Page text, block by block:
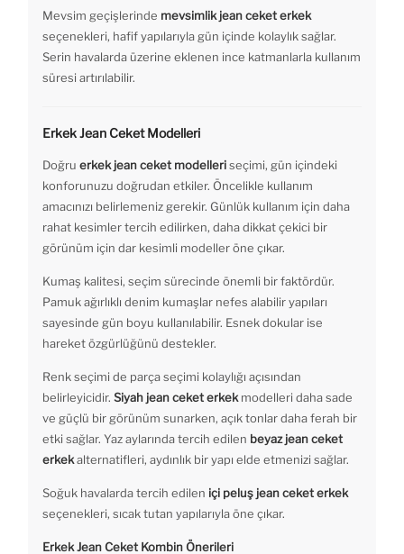
Mevsim geçişlerinde mevsimlik jean ceket erkek
seçenekleri, hafif yapılarıyla gün içinde kolaylık sağlar.
Serin havalarda üzerine eklenen ince katmanlarla kullanım
süresi artırılabilir.
Erkek Jean Ceket Modelleri
Doğru erkek jean ceket modelleriseçimi, gün içindeki
konforunuzu doğrudan etkiler. Öncelikle kullanım
amacınızı belirlemeniz gerekir. Günlük kullanım için daha
rahat kesimler tercih edilirken, daha dikkat çekici bir
görünüm için dar kesimli modeller öne çıkar.
Kumaş kalitesi, seçim sürecinde önemli bir faktördür.
Pamuk ağırlıklı denim kumaşlar nefes alabilir yapıları
sayesinde gün boyu kullanılabilir. Esnek dokular ise
hareket özgürlüğünü destekler.
Renk seçimi de parça seçimi kolaylığı açısından
belirleyicidir. Siyah jean ceket erkekmodelleri daha sade
ve güçlü bir görünüm sunarken, açık tonlar daha ferah bir
etki sağlar. Yaz aylarında tercih edilen beyaz jean ceket
erkekalternatifleri, aydınlık bir yapı elde etmenizi sağlar.
Soğuk havalarda tercih edilen içi peluş jean ceket erkek
seçenekleri, sıcak tutan yapılarıyla öne çıkar.
Erkek Jean Ceket Kombin Önerileri